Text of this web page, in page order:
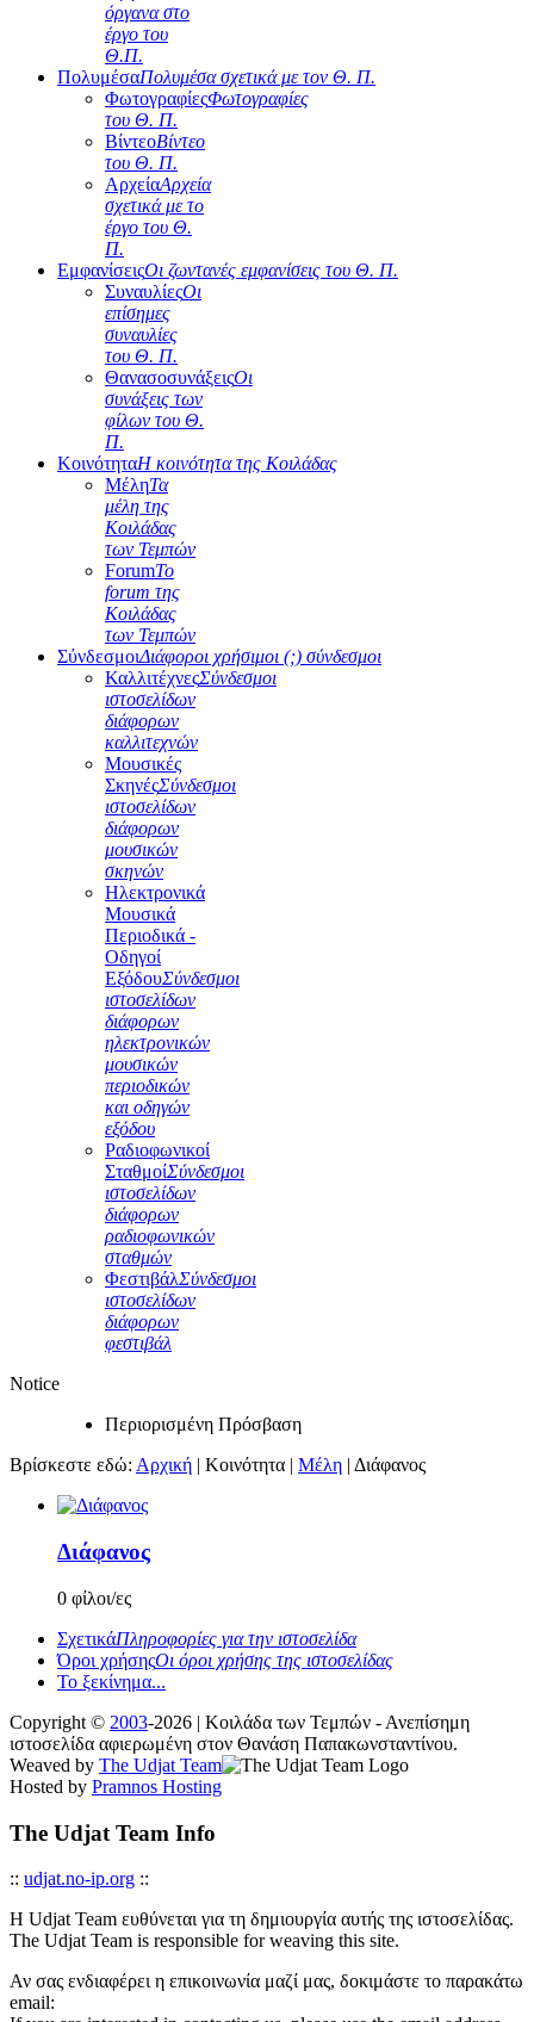
όργανα στο
έργο του
Θ.Π.
ΠολυμέσαΠολυμέσα σχετικά με τον Θ. Π.
ΦωτογραφίεςΦωτογραφίες
του Θ. Π.
ΒίντεοΒίντεο
του Θ. Π.
ΑρχείαΑρχεία
σχετικά με το
έργο του Θ.
Π.
ΕμφανίσειςΟι ζωντανές εμφανίσεις του Θ. Π.
ΣυναυλίεςΟι
επίσημες
συναυλίες
του Θ. Π.
ΘανασοσυνάξειςΟι
συνάξεις των
φίλων του Θ.
Π.
ΚοινότηταΗ κοινότητα της Κοιλάδας
ΜέληΤα
μέλη της
Κοιλάδας
των Τεμπών
ForumΤο
forum της
Κοιλάδας
των Τεμπών
ΣύνδεσμοιΔιάφοροι χρήσιμοι (;) σύνδεσμοι
ΚαλλιτέχνεςΣύνδεσμοι
ιστοσελίδων
διάφορων
καλλιτεχνών
Μουσικές
ΣκηνέςΣύνδεσμοι
ιστοσελίδων
διάφορων
μουσικών
σκηνών
Ηλεκτρονικά
Μουσικά
Περιοδικά -
Οδηγοί
ΕξόδουΣύνδεσμοι
ιστοσελίδων
διάφορων
ηλεκτρονικών
μουσικών
περιοδικών
και οδηγών
εξόδου
Ραδιοφωνικοί
ΣταθμοίΣύνδεσμοι
ιστοσελίδων
διάφορων
ραδιοφωνικών
σταθμών
ΦεστιβάλΣύνδεσμοι
ιστοσελίδων
διάφορων
φεστιβάλ
Notice
Περιορισμένη Πρόσβαση
Βρίσκεστε εδώ: Αρχική | Κοινότητα | Μέλη | Διάφανος
Διάφανος
0 φίλοι/ες
ΣχετικάΠληροφορίες για την ιστοσελίδα
Όροι χρήσηςΟι όροι χρήσης της ιστοσελίδας
Το ξεκίνημα...
Copyright © 2003-2026 | Κοιλάδα των Τεμπών - Ανεπίσημη
ιστοσελίδα αφιερωμένη στον Θανάση Παπακωνσταντίνου.
Weaved by The Udjat Team
Hosted by Pramnos Hosting
The Udjat Team Info
:: udjat.no-ip.org ::
Η Udjat Team ευθύνεται για τη δημιουργία αυτής της ιστοσελίδας.
The Udjat Team is responsible for weaving this site.
Αν σας ενδιαφέρει η επικοινωνία μαζί μας, δοκιμάστε το παρακάτω
email: